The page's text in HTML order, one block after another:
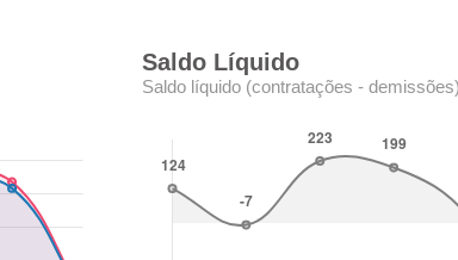
Saldo Líquido
Saldo líquido (contratações -